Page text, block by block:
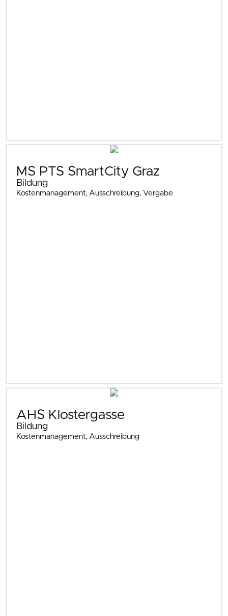
MS PTS SmartCity Graz
Bildung
Kostenmanagement, Ausschreibung, Vergabe
AHS Klostergasse
Bildung
Kostenmanagement, Ausschreibung